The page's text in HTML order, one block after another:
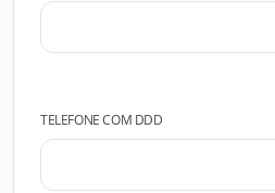
TELEFONE COM DDD